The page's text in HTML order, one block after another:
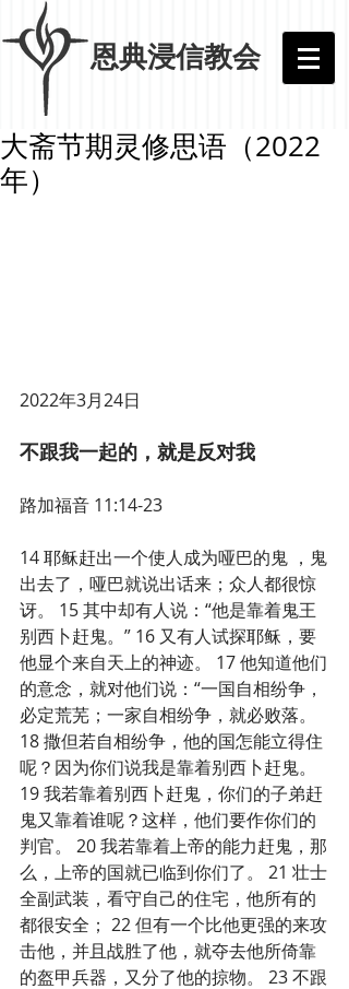
​恩典浸信教会
大斋节期灵修思语（2022
年）
2022年3月24日
不跟我一起的，就是反对我
路加福音 11:14-23
14 耶稣赶出一个使人成为哑巴的鬼 ，鬼
出去了，哑巴就说出话来；众人都很惊
讶。 15 其中却有人说：“他是靠着鬼王
别西卜赶鬼。” 16 又有人试探耶稣，要
他显个来自天上的神迹。 17 他知道他们
的意念，就对他们说：“一国自相纷争，
必定荒芜；一家自相纷争，就必败落。
18 撒但若自相纷争，他的国怎能立得住
呢？因为你们说我是靠着别西卜赶鬼。
19 我若靠着别西卜赶鬼，你们的子弟赶
鬼又靠着谁呢？这样，他们要作你们的
判官。 20 我若靠着上帝的能力赶鬼，那
么，上帝的国就已临到你们了。 21 壮士
全副武装，看守自己的住宅，他所有的
都很安全； 22 但有一个比他更强的来攻
击他，并且战胜了他，就夺去他所倚靠
的盔甲兵器，又分了他的掠物。 23 不跟